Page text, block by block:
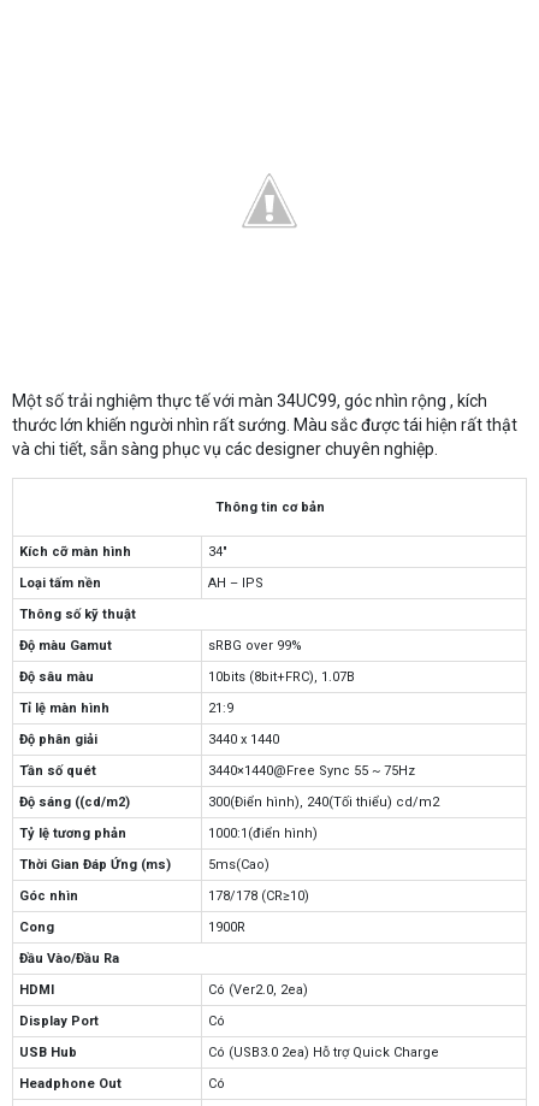
Một số trải nghiệm thực tế với màn 34UC99, góc nhìn rộng , kích
thước lớn khiến người nhìn rất sướng. Màu sắc được tái hiện rất thật
và chi tiết, sẵn sàng phục vụ các designer chuyên nghiệp.
Thông tin cơ bản
Kích cỡ màn hình
34″
Loại tấm nền
AH – IPS
Thông số kỹ thuật
Độ màu Gamut
sRBG over 99%
Độ sâu màu
10bits (8bit+FRC), 1.07B
Tỉ lệ màn hình
21:9
Độ phân giải
3440 x 1440
Tần số quét
3440×1440@Free Sync 55 ~ 75Hz
Độ sáng ((cd/m2)
300(Điển hình), 240(Tối thiểu) cd/m2
Tỷ lệ tương phản
1000:1(điển hình)
Thời Gian Đáp Ứng (ms)
5ms(Cao)
Góc nhìn
178/178 (CR≥10)
Cong
1900R
Đầu Vào/Đầu Ra
HDMI
Có (Ver2.0, 2ea)
Display Port
Có
USB Hub
Có (USB3.0 2ea) Hỗ trợ Quick Charge
Headphone Out
Có